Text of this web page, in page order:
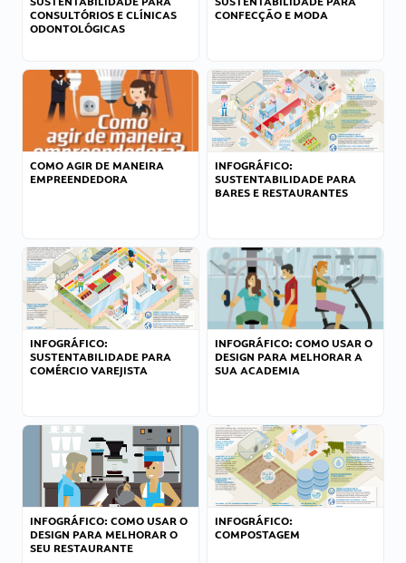
CONSULTÓRIOS E CLÍNICAS
ODONTOLÓGICAS
CONFECÇÃO E MODA
COMO AGIR DE MANEIRA
EMPREENDEDORA
INFOGRÁFICO:
SUSTENTABILIDADE PARA
BARES E RESTAURANTES
INFOGRÁFICO:
SUSTENTABILIDADE PARA
COMÉRCIO VAREJISTA
INFOGRÁFICO: COMO USAR O
DESIGN PARA MELHORAR A
SUA ACADEMIA
INFOGRÁFICO: COMO USAR O
DESIGN PARA MELHORAR O
SEU RESTAURANTE
INFOGRÁFICO:
COMPOSTAGEM